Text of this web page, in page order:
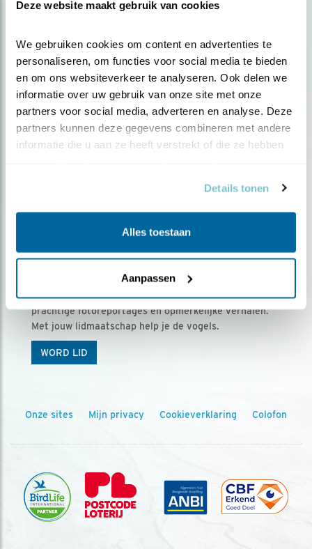
Deze website maakt gebruik van cookies
We gebruiken cookies om content en advertenties te
personaliseren, om functies voor social media te bieden
en om ons websiteverkeer te analyseren. Ook delen we
informatie over uw gebruik van onze site met onze
partners voor social media, adverteren en analyse. Deze
partners kunnen deze gegevens combineren met andere
informatie die u aan ze heeft verstrekt of die ze hebben
Details tonen
Alles toestaan
Aanpassen
Ontvang 5 x Vogels voor € 36,00 per jaar
Vogels is het tijdschrift voor onze leden, met
prachtige fotoreportages en opmerkelijke verhalen.
Met jouw lidmaatschap help je de vogels.
WORD LID
Onze sites Mijn privacy Cookieverklaring Colofon